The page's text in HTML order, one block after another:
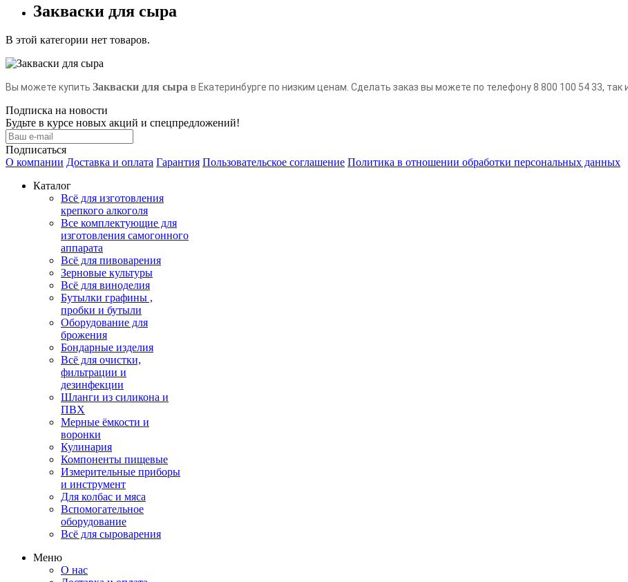
Закваски для сыра
В этой категории нет товаров.
Вы можете купить Закваски для сыра в Екатеринбурге по низким ценам. Сделать заказ вы можете по телефону 8 800 100 54 33, так
Подписка на новости
Будьте в курсе новых акций и спецпредложений!
Подписаться
О компании Доставка и оплата Гарантия Пользовательское соглашение Политика в отношении обработки персональных данных
Каталог
Всё для изготовления
крепкого алкоголя
Все комплектующие для
изготовления самогонного
аппарата
Всё для пивоварения
Зерновые культуры
Всё для виноделия
Бутылки графины ,
пробки и бутыли
Оборудование для
брожения
Бондарные изделия
Всё для очистки,
фильтрации и
дезинфекции
Шланги из силикона и
ПВХ
Мерные ёмкости и
воронки
Кулинария
Компоненты пищевые
Измерительные приборы
и инструмент
Для колбас и мяса
Вспомогательное
оборудование
Всё для сыроварения
Меню
О нас